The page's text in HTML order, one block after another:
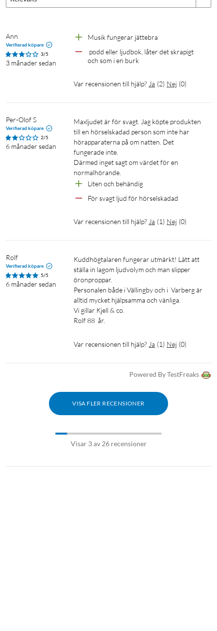
Ann
Verifierad köpare
3/5
3 månader sedan
Musik fungerar jättebra
och som i en burk
Var recensionen till hjälp? Ja (2) Nej (0)
Per-Olof S
Verifierad köpare
2/5
6 månader sedan
Maxljudet är för svagt. Jag köpte produkten
till en hörselskadad person som inte har
hörapparaterna på om natten. Det
fungerade inte.
Därmed inget sagt om värdet för en
normalhörande.
Liten och behändig
För svagt ljud för hörselskadad
Var recensionen till hjälp? Ja (1) Nej (0)
Rolf
Verifierad köpare
5/5
6 månader sedan
Kuddhögtalaren fungerar utmärkt! Lätt att
ställa in lagom ljudvolym och man slipper
öronproppar.
Personalen både i Vällingby och i  Varberg är
alltid mycket hjälpsamma och vänliga.
Vi gillar Kjell & co.
Rolf 88  år.
Var recensionen till hjälp? Ja (1) Nej (0)
Powered By TestFreaks
VISA FLER RECENSIONER
Visar 3 av 26 recensioner